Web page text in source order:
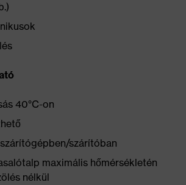
40°C-on
szárítóban
maximális hőmérsékletén
nélkül